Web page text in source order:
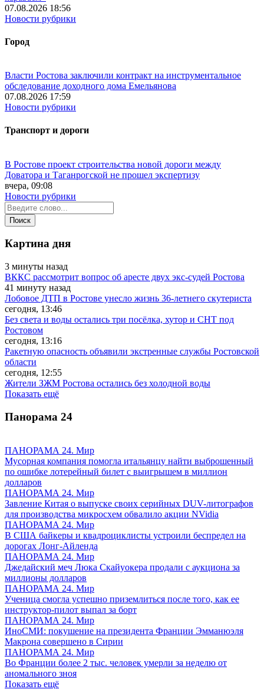
07.08.2026 18:56
Новости рубрики
Город
Власти Ростова заключили контракт на инструментальное
обследование доходного дома Емельянова
07.08.2026 17:59
Новости рубрики
Транспорт и дороги
В Ростове проект строительства новой дороги между
Доватора и Таганрогской не прошел экспертизу
вчера, 09:08
Новости рубрики
Картина дня
3 минуты назад
ВККС рассмотрит вопрос об аресте двух экс-судей Ростова
41 минуту назад
Лобовое ДТП в Ростове унесло жизнь 36-летнего скутериста
сегодня, 13:46
Без света и воды остались три посёлка, хутор и СНТ под
Ростовом
сегодня, 13:16
Ракетную опасность объявили экстренные службы Ростовской
области
сегодня, 12:55
Жители ЗЖМ Ростова остались без холодной воды
Показать ещё
Панорама 24
ПАНОРАМА 24. Мир
Мусорная компания помогла итальянцу найти выброшенный
по ошибке лотерейный билет с выигрышем в миллион
долларов
ПАНОРАМА 24. Мир
Завление Китая о выпуске своих серийных DUV-литографов
для производства микросхем обвалило акции NVidia
ПАНОРАМА 24. Мир
В США байкеры и квадроциклисты устроили беспредел на
дорогах Лонг-Айленда
ПАНОРАМА 24. Мир
Джедайский меч Люка Скайуокера продали с аукциона за
миллионы долларов
ПАНОРАМА 24. Мир
Ученица смогла успешно приземлиться после того, как ее
инструктор-пилот выпал за борт
ПАНОРАМА 24. Мир
ИноСМИ: покушение на президента Франции Эмманюэля
Макрона совершено в Сирии
ПАНОРАМА 24. Мир
Во Франции более 2 тыс. человек умерли за неделю от
аномального зноя
Показать ещё